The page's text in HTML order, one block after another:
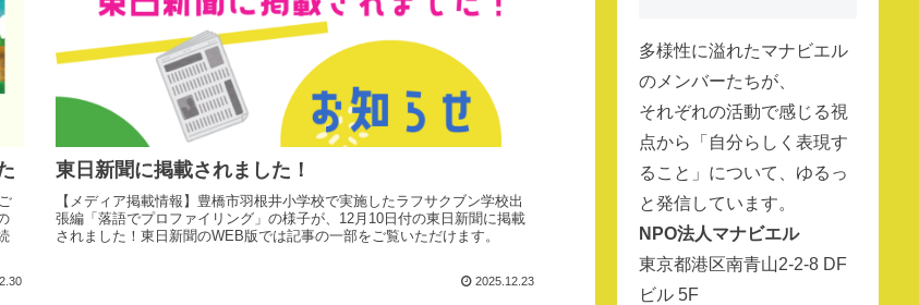
東日新聞に掲載されました！
【メディア掲載情報】豊橋市羽根井小学校で実施したラフサクブン学校出
張編「落語でプロファイリング」の様子が、12月10日付の東日新聞に掲載
されました！東日新聞のWEB版では記事の一部をご覧いただけます。
2025.12.23
多様性に溢れたマナビエル
のメンバーたちが、
それぞれの活動で感じる視
点から「自分らしく表現す
ること」について、ゆるっ
と発信しています。
NPO法人マナビエル
東京都港区南青山2-2-8 DF
ビル 5F